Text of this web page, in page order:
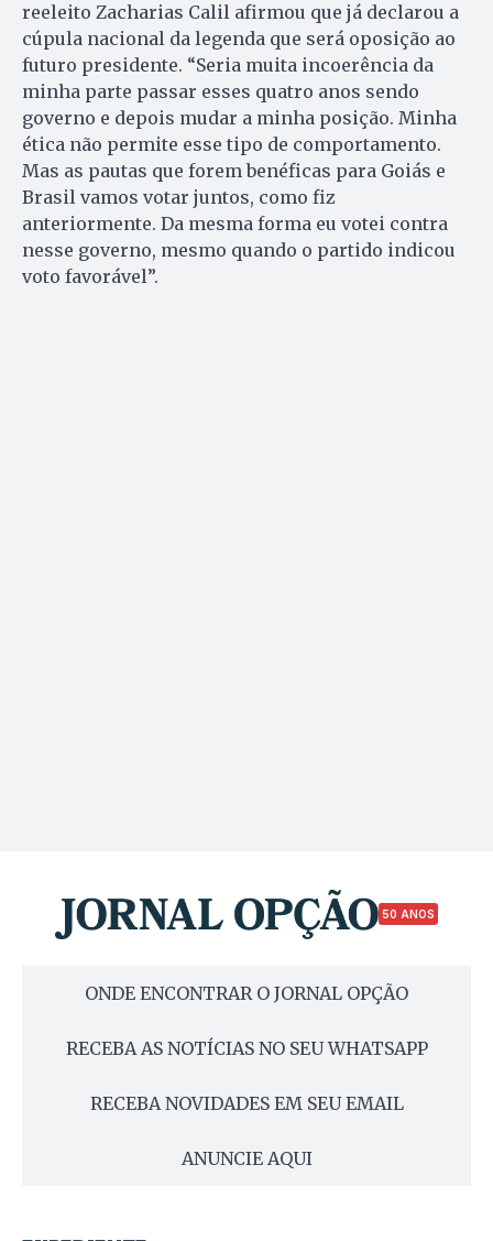
reeleito Zacharias Calil afirmou que já declarou a
cúpula nacional da legenda que será oposição ao
futuro presidente. “Seria muita incoerência da
minha parte passar esses quatro anos sendo
governo e depois mudar a minha posição. Minha
ética não permite esse tipo de comportamento.
Mas as pautas que forem benéficas para Goiás e
Brasil vamos votar juntos, como fiz
anteriormente. Da mesma forma eu votei contra
nesse governo, mesmo quando o partido indicou
voto favorável”.
50 ANOS
ONDE ENCONTRAR O JORNAL OPÇÃO
RECEBA AS NOTÍCIAS NO SEU WHATSAPP
RECEBA NOVIDADES EM SEU EMAIL
ANUNCIE AQUI